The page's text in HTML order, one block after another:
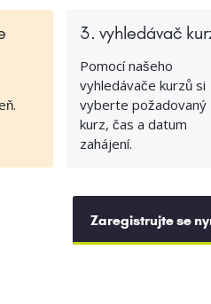
3. vyhledávač
Pomocí našeho
vyhledávače kurzů si
vyberte požadovaný
kurz, čas a datum
zahájení.
Zaregistrujte se